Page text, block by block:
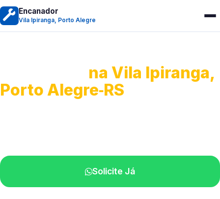
Encanador
Vila Ipiranga, Porto Alegre
na Vila Ipiranga,
Porto Alegre‑RS
Solicite Já